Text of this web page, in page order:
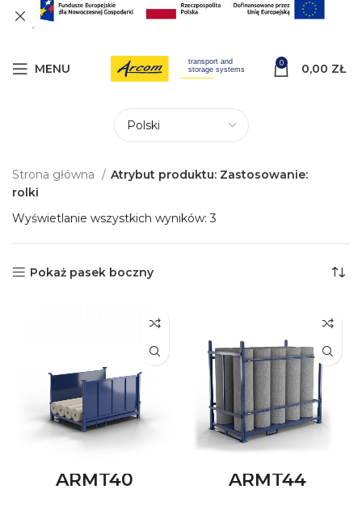
MENU 0 0,00 ZŁ
Strona główna
Atrybut produktu: Zastosowanie:
rolki
Wyświetlanie wszystkich wyników: 3
Pokaż pasek boczny
ARMT40 ARMT44